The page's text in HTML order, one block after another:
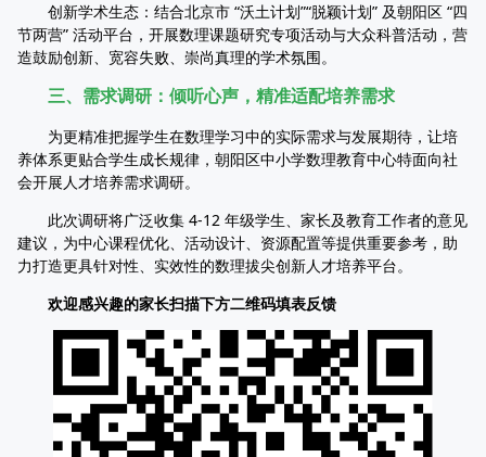
创新学术生态：结合北京市 “沃土计划”“脱颖计划” 及朝阳区 “四
节两营” 活动平台，开展数理课题研究专项活动与大众科普活动，营
造鼓励创新、宽容失败、崇尚真理的学术氛围。
三、需求调研：倾听心声，精准适配培养需求
为更精准把握学生在数理学习中的实际需求与发展期待，让培
养体系更贴合学生成长规律，朝阳区中小学数理教育中心特面向社
会开展人才培养需求调研。
此次调研将广泛收集 4-12 年级学生、家长及教育工作者的意见
建议，为中心课程优化、活动设计、资源配置等提供重要参考，助
力打造更具针对性、实效性的数理拔尖创新人才培养平台。
欢迎感兴趣的家长扫描下方二维码填表反馈